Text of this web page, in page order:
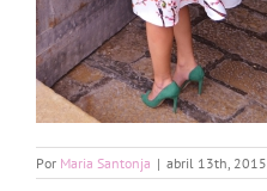
Por Maria Santonja | abril 13th, 2015